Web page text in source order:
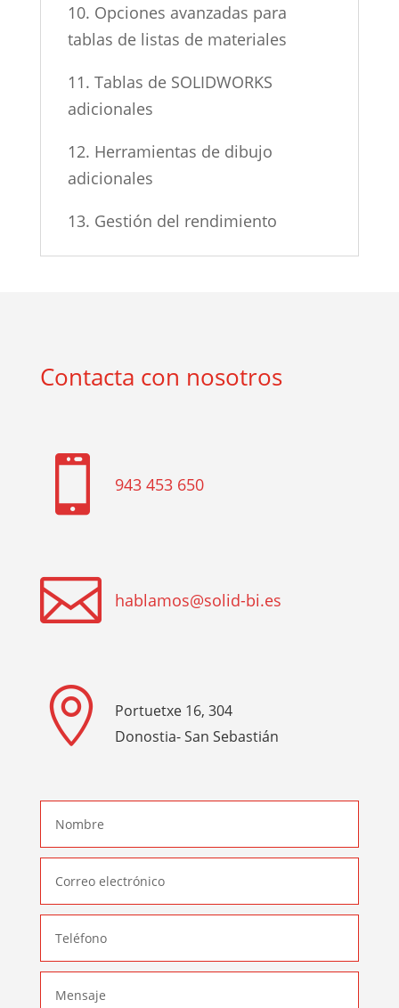
10. Opciones avanzadas para
tablas de listas de materiales
11. Tablas de SOLIDWORKS
adicionales
12. Herramientas de dibujo
adicionales
13. Gestión del rendimiento
Contacta con nosotros
 943 453 650
 hablamos@solid-bi.es

Portuetxe 16, 304
Donostia- San Sebastián